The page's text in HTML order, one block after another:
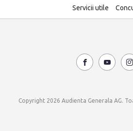
Servicii utile
Copyright 2026 Audienta Generala AG.